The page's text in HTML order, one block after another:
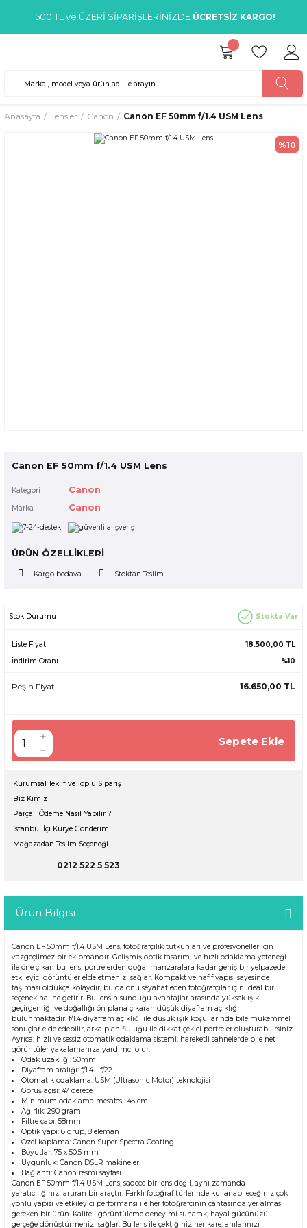
1500 TL ve ÜZERİ SİPARİŞLERİNİZDE ÜCRETSİZ KARGO!
Anasayfa Lensler Canon Canon EF 50mm f/1.4 USM Lens
%10
Canon EF 50mm f/1.4 USM Lens
Kategori Canon
Marka Canon
ÜRÜN ÖZELLİKLERİ
Kargo bedava Stoktan Teslim
Stok Durumu Stokta Var
Liste Fiyatı
18.500,00 TL
İndirim Oranı
%10
Peşin Fiyatı 16.650,00 TL
Sepete Ekle
Kurumsal Teklif ve Toplu Sipariş
Biz Kimiz
Parçalı Ödeme Nasıl Yapılır ?
İstanbul İçi Kurye Gönderimi
Mağazadan Teslim Seçeneği
0212 522 5 523
Ürün Bilgisi
Canon EF 50mm f/1.4 USM Lens, fotoğrafçılık tutkunları ve profesyoneller için
vazgeçilmez bir ekipmandır. Gelişmiş optik tasarımı ve hızlı odaklama yeteneği
ile öne çıkan bu lens, portrelerden doğal manzaralara kadar geniş bir yelpazede
etkileyici görüntüler elde etmenizi sağlar. Kompakt ve hafif yapısı sayesinde
taşıması oldukça kolaydır, bu da onu seyahat eden fotoğrafçılar için ideal bir
seçenek haline getirir. Bu lensin sunduğu avantajlar arasında yüksek ışık
geçirgenliği ve doğallığı ön plana çıkaran düşük diyafram açıklığı
bulunmaktadır. f/1.4 diyafram açıklığı ile düşük ışık koşullarında bile mükemmel
sonuçlar elde edebilir, arka plan fluluğu ile dikkat çekici portreler oluşturabilirsiniz.
Ayrıca, hızlı ve sessiz otomatik odaklama sistemi, hareketli sahnelerde bile net
görüntüler yakalamanıza yardımcı olur.
Odak uzaklığı: 50mm
Diyafram aralığı: f/1.4 - f/22
Otomatik odaklama: USM (Ultrasonic Motor) teknolojisi
Görüş açısı: 47 derece
Minimum odaklama mesafesi: 45 cm
Ağırlık: 290 gram
Filtre çapı: 58mm
Optik yapı: 6 grup, 8 eleman
Özel kaplama: Canon Super Spectra Coating
Boyutlar: 75 x 50.5 mm
Uygunluk: Canon DSLR makineleri
Bağlantı:Canon resmi sayfası
Canon EF 50mm f/1.4 USM Lens, sadece bir lens değil, aynı zamanda
yaratıcılığınızı artıran bir araçtır. Farklı fotoğraf türlerinde kullanabileceğiniz çok
yönlü yapısı ve etkileyici performansı ile her fotoğrafçının çantasında yer alması
gereken bir ürün. Kaliteli görüntüleme deneyimi sunarak, hayal gücünüzü
gerçeğe dönüştürmenizi sağlar. Bu lens ile çektiğiniz her kare, anılarınızı